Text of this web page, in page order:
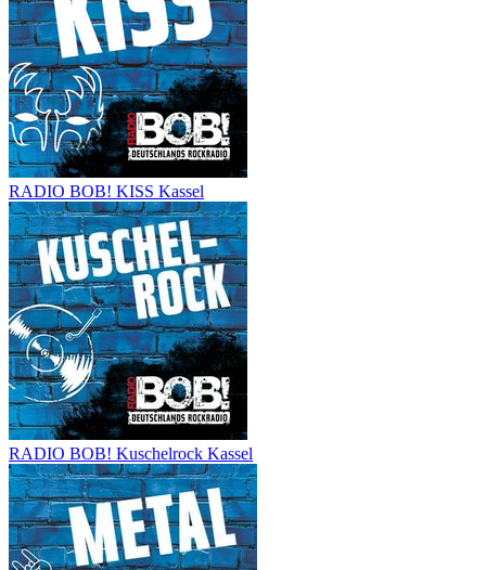
RADIO BOB! KISS Kassel
RADIO BOB! Kuschelrock Kassel